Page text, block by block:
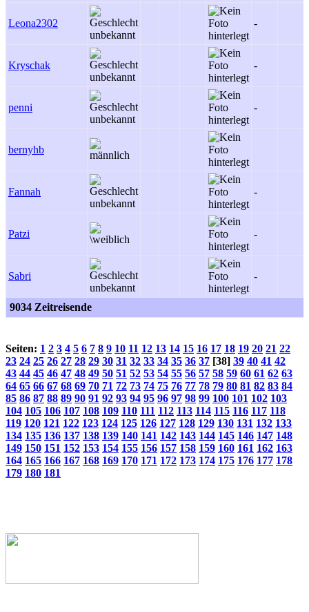
Leona2302 -
Kryschak -
penni -
bernyhb
Fannah -
Patzi -
Sabri -
9034 Zeitreisende
Seiten: 1 2 3 4 5 6 7 8 9 10 11 12 13 14 15 16 17 18 19 20 21 22
23 24 25 26 27 28 29 30 31 32 33 34 35 36 37 [38] 39 40 41 42
43 44 45 46 47 48 49 50 51 52 53 54 55 56 57 58 59 60 61 62 63
64 65 66 67 68 69 70 71 72 73 74 75 76 77 78 79 80 81 82 83 84
85 86 87 88 89 90 91 92 93 94 95 96 97 98 99 100 101 102 103
104 105 106 107 108 109 110 111 112 113 114 115 116 117 118
119 120 121 122 123 124 125 126 127 128 129 130 131 132 133
134 135 136 137 138 139 140 141 142 143 144 145 146 147 148
149 150 151 152 153 154 155 156 157 158 159 160 161 162 163
164 165 166 167 168 169 170 171 172 173 174 175 176 177 178
179 180 181